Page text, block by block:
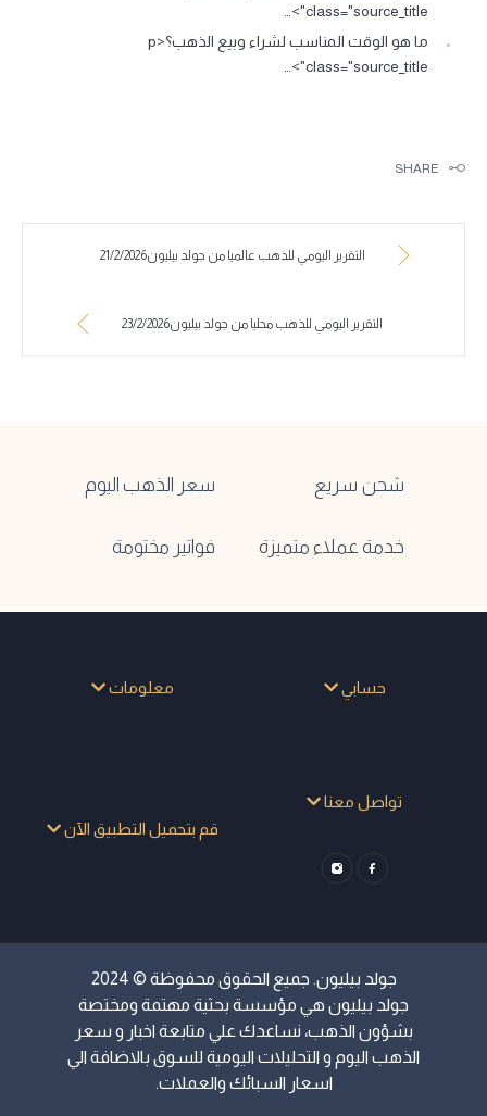
class="source_title">…
ما هو الوقت المناسب لشراء وبيع الذهب؟<p
class="source_title">…
SHARE
التقرير اليومي للذهب عالميا من جولد بيليون21/2/2026
التقرير اليومي للذهب محليا من جولد بيليون23/2/2026
شحن سريع سعر الذهب اليوم
خدمة عملاء متميزة فواتير مختومة
حسابي معلومات
تواصل معنا
قم بتحميل التطبيق الآن
جولد بيليون. جميع الحقوق محفوظة © 2024
جولد بيليون هي مؤسسة بحثية مهتمة ومختصة
بشؤون الذهب، نساعدك علي متابعة اخبار و سعر
الذهب اليوم و التحليلات اليومية للسوق بالاضافة الي
اسعار السبائك والعملات.